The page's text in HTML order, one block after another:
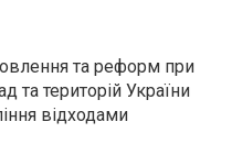
та реформ при
та територій України
відходами